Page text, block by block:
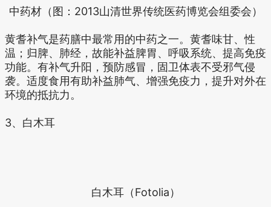
中药材（图：2013山清世界传统医药博览会组委会）
黄耆补气是药膳中最常用的中药之一。黄耆味甘、性
温；归脾、肺经，故能补益脾胃、呼吸系统、提高免疫
功能。有补气升阳，预防感冒，固卫体表不受邪气侵
袭。适度食用有助补益肺气、增强免疫力，提升对外在
环境的抵抗力。
3、白木耳
白木耳（Fotolia）